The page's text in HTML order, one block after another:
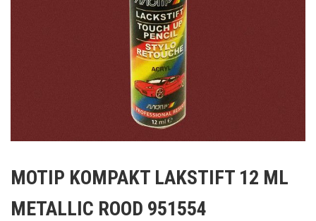
het
van
MOTIP KOMPAKT LAKSTIFT 12 ML
METALLIC ROOD 951554